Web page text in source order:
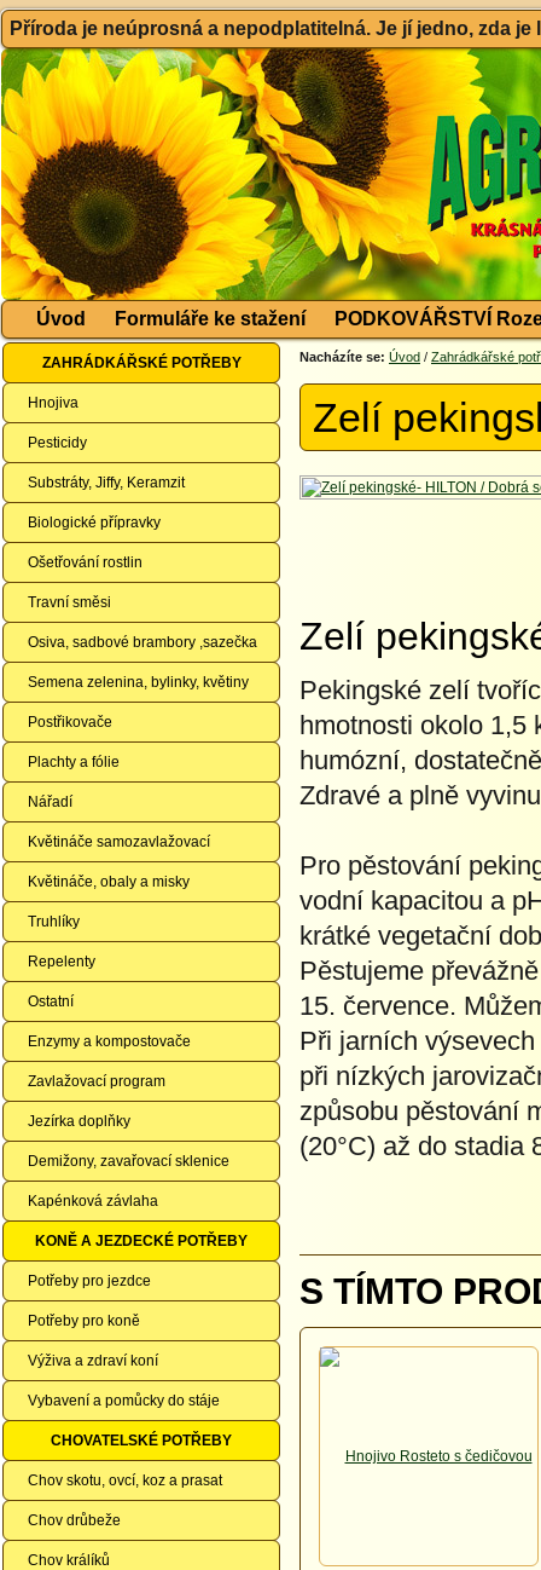
Příroda je neúprosná a nepodplatitelná. Je jí jedno, zda
Úvod Formuláře ke stažení PODKOVÁŘSTVÍ
ZAHRÁDKÁŘSKÉ POTŘEBY
Hnojiva
Pesticidy
Substráty, Jiffy, Keramzit
Biologické přípravky
Ošetřování rostlin
Travní směsi
Osiva, sadbové brambory ,sazečka
Semena zelenina, bylinky, květiny
Postřikovače
Plachty a fólie
Nářadí
Květináče samozavlažovací
Květináče, obaly a misky
Truhlíky
Repelenty
Ostatní
Enzymy a kompostovače
Zavlažovací program
Jezírka doplňky
Demižony, zavařovací sklenice
Kapénková závlaha
KONĚ A JEZDECKÉ POTŘEBY
Potřeby pro jezdce
Potřeby pro koně
Výživa a zdraví koní
Vybavení a pomůcky do stáje
CHOVATELSKÉ POTŘEBY
Chov skotu, ovcí, koz a prasat
Chov drůbeže
Chov králíků
Nacházíte se: Úvod / Zahrádkářské
Zelí
Zelí
Pekingské zelí
hmotnosti okolo 1,5
humózní,
Zdravé a plně
Pro pěstování
vodní kapacitou a
krátké vegetační
Pěstujeme
15. července.
Při jarních
při nízkých
způsobu pěstování
(20°C) až do stadia
S TÍMTO